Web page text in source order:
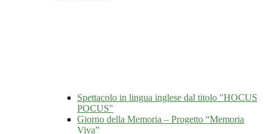
Spettacolo in lingua inglese dal titolo "HOCUS
POCUS"
Giorno della Memoria – Progetto “Memoria
Viva”